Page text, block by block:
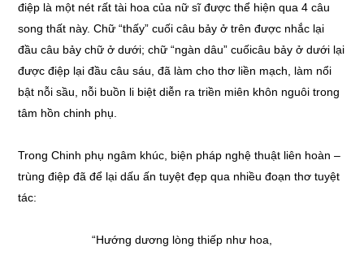
điệp là một nét rất tài hoa của nữ sĩ được thể hiện qua 4 câu
song thất này. Chữ “thấy” cuối câu bảy ở trên được nhắc lại
đầu câu bảy chữ ở dưới; chữ “ngàn dâu” cuốicâu bảy ở dưới lại
được điệp lại đầu câu sáu, đã làm cho thơ liền mạch, làm nổi
bật nỗi sầu, nỗi buồn li biệt diễn ra triền miên khôn nguôi trong
tâm hồn chinh phụ.
Trong Chinh phụ ngâm khúc, biện pháp nghệ thuật liên hoàn –
trùng điệp đã để lại dấu ấn tuyệt đẹp qua nhiều đoạn thơ tuyệt
tác:
“Hướng dương lòng thiếp như hoa,